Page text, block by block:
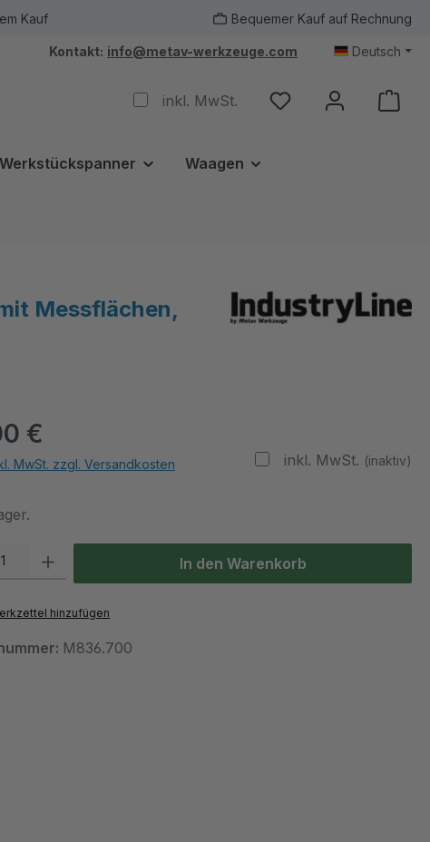
Kauf Bequemer Kauf auf Rechnung
Kontakt: info@metav-werkzeuge.com Deutsch
inkl. MwSt.
Werkstückspanner Waagen
Messflächen,
€
inkl. MwSt. (inaktiv)
MwSt. zzgl. Versandkosten
In den Warenkorb
hinzufügen
M836.700